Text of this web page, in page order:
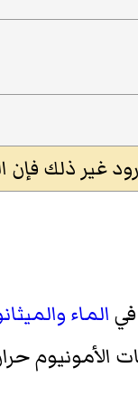
فإن البيانات
الماء
بالتسخين إلى 180°س وذلك